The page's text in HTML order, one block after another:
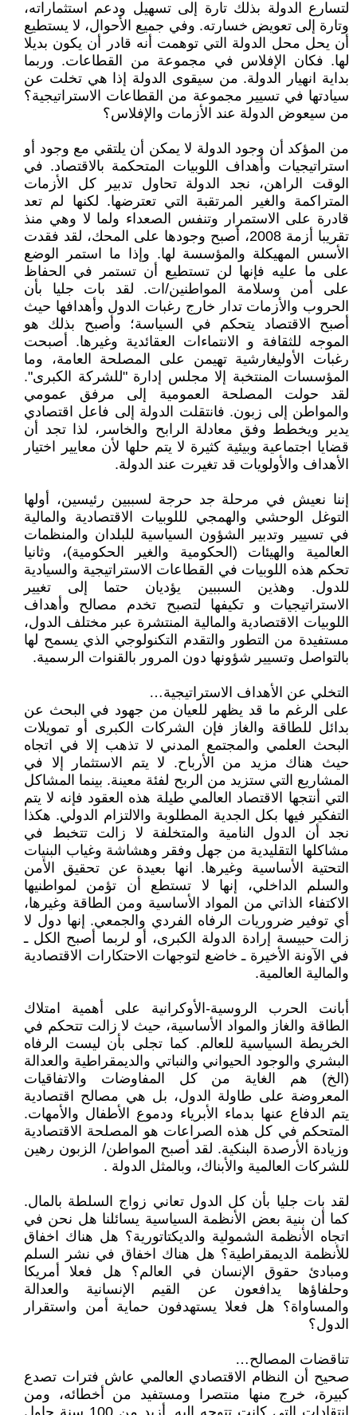
لتسارع الدولة بذلك تارة إلى تسهيل ودعم استثماراته،
وتارة إلى تعويض خسارته. وفي جميع الأحوال، لا يستطيع
أن يحل محل الدولة التي توهمت أنه قادر أن يكون بديلا
لها. فكان الإفلاس في مجموعة من القطاعات. وربما
بداية انهيار الدولة. من سيقوى الدولة إذا هي تخلت عن
سيادتها في تسيير مجموعة من القطاعات الاستراتيجية؟
من سيعوض الدولة عند الأزمات والإفلاس؟
من المؤكد أن وجود الدولة لا يمكن أن يلتقي مع وجود أو
استراتيجيات وأهداف اللوبيات المتحكمة بالاقتصاد. في
الوقت الراهن، نجد الدولة تحاول تدبير كل الأزمات
المتراكمة والغير المرتقبة التي تعترضها. لكنها لم تعد
قادرة على الاستمرار وتنفس الصعداء ولما لا وهي منذ
تقريبا أزمة 2008، أصبح وجودها على المحك، لقد فقدت
الأسس المهيكلة والمؤسسة لها. وإذا ما استمر الوضع
على ما عليه فإنها لن تستطيع أن تستمر في الحفاظ
على أمن وسلامة المواطنين/ات. لقد بات جليا بأن
الحروب والأزمات تدار خارج رغبات الدول وأهدافها حيث
أصبح الاقتصاد يتحكم في السياسة؛ وأصبح بذلك هو
الموجه للثقافة و الانتماءات العقائدية وغيرها. أصبحت
رغبات الأوليغارشية تهيمن على المصلحة العامة، وما
المؤسسات المنتخبة إلا مجلس إدارة "للشركة الكبرى".
لقد حولت المصلحة العمومية إلى مرفق عمومي
والمواطن إلى زبون. فانتقلت الدولة إلى فاعل اقتصادي
يدير ويخطط وفق معادلة الرابح والخاسر، لذا تجد أن
قضايا اجتماعية وبيئية كثيرة لا يتم حلها لأن معايير اختيار
الأهداف والأولويات قد تغيرت عند الدولة.
إننا نعيش في مرحلة جد حرجة لسببين رئيسين، أولها
التوغل الوحشي والهمجي لللوبيات الاقتصادية والمالية
في تسيير وتدبير الشؤون السياسية للبلدان والمنظمات
العالمية والهيئات (الحكومية والغير الحكومية)، وثانيا
تحكم هذه اللوبيات في القطاعات الاستراتيجية والسيادية
للدول. وهذين السببين يؤديان حتما إلى تغيير
الاستراتيجيات و تكيفها لتصبح تخدم مصالح وأهداف
اللوبيات الاقتصادية والمالية المنتشرة عبر مختلف الدول،
مستفيدة من التطور والتقدم التكنولوجي الذي يسمح لها
بالتواصل وتسيير شؤونها دون المرور بالقنوات الرسمية.
التخلي عن الأهداف الاستراتيجية…
على الرغم ما قد يظهر للعيان من جهود في البحث عن
بدائل للطاقة والغاز فإن الشركات الكبرى أو تمويلات
البحث العلمي والمجتمع المدني لا تذهب إلا في اتجاه
حيث هناك مزيد من الأرباح. لا يتم الاستثمار إلا في
المشاريع التي ستزيد من الربح لفئة معينة. بينما المشاكل
التي أنتجها الاقتصاد العالمي طيلة هذه العقود فإنه لا يتم
التفكير فيها بكل الجدية المطلوبة والالتزام الدولي. هكذا
نجد أن الدول النامية والمتخلفة لا زالت تتخبط في
مشاكلها التقليدية من جهل وفقر وهشاشة وغياب البنيات
التحتية الأساسية وغيرها. انها بعيدة عن تحقيق الأمن
والسلم الداخلي، إنها لا تستطع أن تؤمن لمواطنيها
الاكتفاء الذاتي من المواد الأساسية ومن الطاقة وغيرها،
أي توفير ضروريات الرفاه الفردي والجمعي. إنها دول لا
زالت حبيسة إرادة الدولة الكبرى، أو لربما أصبح الكل ـ
في الآونة الأخيرة ـ خاضع لتوجهات الاحتكارات الاقتصادية
والمالية العالمية.
أبانت الحرب الروسية-الأوكرانية على أهمية امتلاك
الطاقة والغاز والمواد الأساسية، حيث لا زالت تتحكم في
الخريطة السياسية للعالم. كما تجلى بأن ليست الرفاه
البشري والوجود الحيواني والنباتي والديمقراطية والعدالة
(الخ) هم الغاية من كل المفاوضات والاتفاقيات
المعروضة على طاولة الدول، بل هي مصالح اقتصادية
يتم الدفاع عنها بدماء الأبرياء ودموع الأطفال والأمهات.
المتحكم في كل هذه الصراعات هو المصلحة الاقتصادية
وزيادة الأرصدة البنكية. لقد أصبح المواطن/ الزبون رهين
للشركات العالمية والأبناك، وبالمثل الدولة .
لقد بات جليا بأن كل الدول تعاني زواج السلطة بالمال.
كما أن بنية بعض الأنظمة السياسية يسائلنا هل نحن في
اتجاه الأنظمة الشمولية والديكتاتورية؟ هل هناك اخفاق
للأنظمة الديمقراطية؟ هل هناك اخفاق في نشر السلم
ومبادئ حقوق الإنسان في العالم؟ هل فعلا أمريكا
وحلفاؤها يدافعون عن القيم الإنسانية والعدالة
والمساواة؟ هل فعلا يستهدفون حماية أمن واستقرار
الدول؟
تناقضات المصالح…
صحيح أن النظام الاقتصادي العالمي عاش فترات تصدع
كبيرة، خرج منها منتصرا ومستفيد من أخطائه، ومن